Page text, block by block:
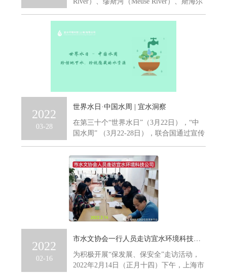
2022
03-28
世界水日·中国水周 | 宜水洞察
在第三十个“世界水日”（3月22日），“中
国水周” （3月22-28日），联合国通过宣传
2022
02-16
市水文协会一行人员走访宜水环境科技公司
为积极开展“保发展、保安全”走访活动，
2022年2月14日（正月十四）下午，上海市